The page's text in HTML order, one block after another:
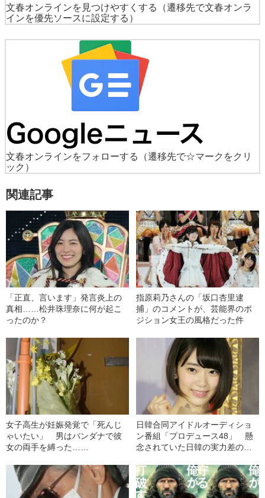
文春オンラインを見つけやすくする
（遷移先で文春オンラ
インを優先ソースに設定する）
文春オンラインをフォローする
（遷移先で☆マークをクリ
ック）
関連記事
「正直、言います」発言炎上の
真相……松井珠理奈に何が起こ
ったのか？
指原莉乃さんの「坂口杏里逮
捕」のコメントが、芸能界のポ
ジション女王の風格だった件
女子高生が妊娠発覚で「死んじ
ゃいたい」 男はバンダナで彼
女の両手を縛った……
日韓合同アイドルオーディショ
ン番組「プロデュース48」 懸
念されていた日韓の実力差のゆ